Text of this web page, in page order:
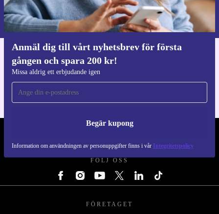
Anmäl dig till vårt nyhetsbrev för första
gången och spara 200 kr!
Missa aldrig ett erbjudande igen
Begär kupong
Information om användningen av personuppgifter finns i vår Integritetspolicy
Information om användningen av personuppgifter finns i vår
Integritetspolicy.
Ladda ner refurbed appen
För iOS och Android
FÖLJ OSS
FÖRETAGET